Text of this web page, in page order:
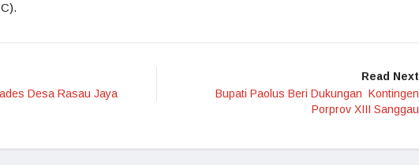
Desa Rasau Jaya
Read Next
Bupati Paolus Beri Dukungan Kontingen
Porprov XIII Sanggau